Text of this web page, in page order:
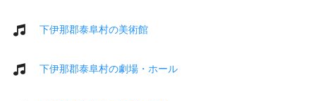
下伊那郡泰阜村の美術館
下伊那郡泰阜村の劇場・ホール